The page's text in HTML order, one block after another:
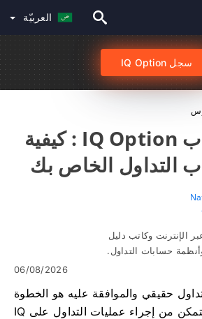
العربيّة
سجل IQ Option
تسجيل حساب IQ Option : كيفية
التداول الخاص بك
الإنترنت وكاتب دليل
حسابات التداول.
06/08/2026
حقيقي والموافقة عليه هو الخطوة
الأولى قبل أن تتمكن من إجراء عمليات التداول على IQ